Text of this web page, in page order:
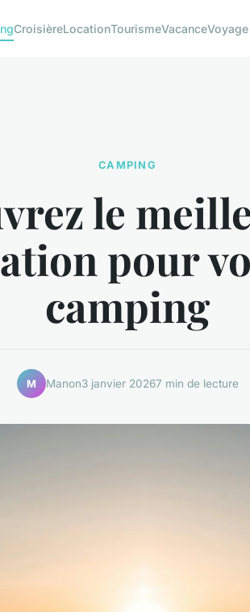
CroisièreLocationTourismeVacanceVoyage
CAMPING
le
pour
camping
M Manon3 janvier 20267 min de lecture